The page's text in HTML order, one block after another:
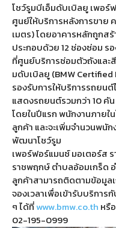
โชว์รูมบีเอ็มดับเบิลยู เพอร์
ศูนย์ให้บริการหลังการขาย
เมตร) โดยอาคารหลักถูกส
ประกอบด้วย 12 ช่องซ่อม
ที่ศูนย์บริการซ่อมตัวถังและ
มดับเบิลยู (BMW
รองรับการให้บริการรถยน
แสดงรถยนต์รวมกว่า 10 คั
โดยในปีแรก พนักงานภายใ
ลูกค้า และจะเพิ่มจำนวนพนั
พัฒนาโชว์รูม
เพอร์ฟอร์แมนซ์ มอเตอร์ส
ราชพฤกษ์ ตำบลอ้อมเกร็ด
ลูกค้าสามารถติดตามข้อมูล
จองเวลาเพื่อเข้ารับบริกา
ๆ ได้ที่www.bmw.co.th หรื
02-195-0999